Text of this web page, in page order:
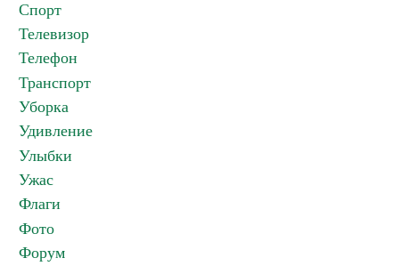
Спорт
Телевизор
Телефон
Транспорт
Уборка
Удивление
Улыбки
Ужас
Флаги
Фото
Форум